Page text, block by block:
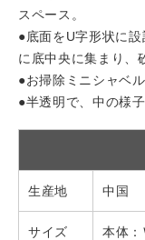
スペース。
●底面をU字形状に
に底中央に集まり、
●お掃除ミニシャベル
●半透明で、中の様
生産地 中国
サイズ 本体